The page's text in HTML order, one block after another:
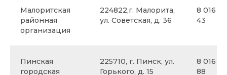
Малоритская
районная
организация
224822,г. Малорита,
ул. Советская, д. 36
8 016
43
Пинская
городская
225710, г. Пинск, ул.
Горького, д. 15
8 016
88